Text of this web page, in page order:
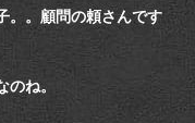
。。顧問の頼さんです
ね。